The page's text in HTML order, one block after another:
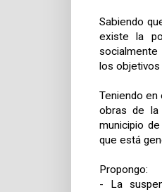
Sabiendo
existe la
los
Teniendo en
obras de la
municipio
que está
Propongo:
- La